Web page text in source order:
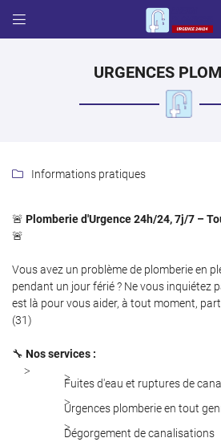

06 87 03 17 65
 Code Captcha
 Rafraîchir le captcha
En cochant cette case, vous consentez à recevoir nos
utilisant
Inscription
URGENCES
 Informations pratiques
🚨 Plomberie d'Urgence 24h/24, 7j/7 –
🚨
Vous avez un problème de plomberie en
pendant un jour férié ? Ne vous inquiétez
est là pour vous aider, à tout moment,
(31)
🔧 Nos services :
Fuites d'eau et ruptures de
Urgences plomberie en tout
Dégorgement de canalisations